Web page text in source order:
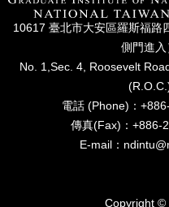
10617 臺北市⼤安區羅斯福路
側⾨進入
No. 1,Sec. 4, Roosevelt
電話 (Phone)：
傳真(Fax)：+886-
E-mail：
Copyright ©